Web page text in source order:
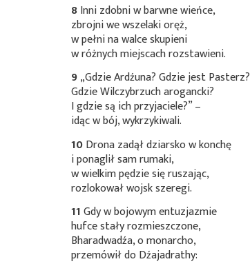
8Inni zdobni w barwne wieńce,
zbrojni we wszelaki oręż,
w pełni na walce skupieni
w różnych miejscach rozstawieni.
9„Gdzie Ardźuna? Gdzie jest Pasterz?
Gdzie Wilczybrzuch arogancki?
I gdzie są ich przyjaciele?” –
idąc w bój, wykrzykiwali.
10Drona zadął dziarsko w konchę
i ponaglił sam rumaki,
w wielkim pędzie się ruszając,
rozlokował wojsk szeregi.
11Gdy w bojowym entuzjazmie
hufce stały rozmieszczone,
Bharadwadźa, o monarcho,
przemówił do Dźajadrathy: